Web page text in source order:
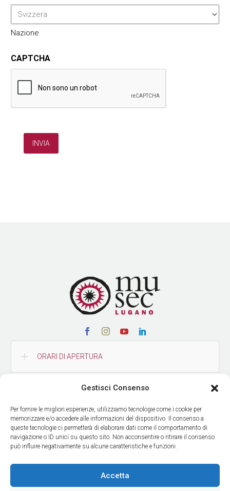
Gestisci Consenso
Per fornire le migliori esperienze, utilizziamo tecnologie come i cookie per
memorizzare e/o accedere alle informazioni del dispositivo. Il consenso a
queste tecnologie ci permetterà di elaborare dati come il comportamento di
navigazione o ID unici su questo sito. Non acconsentire o ritirare il consenso
può influire negativamente su alcune caratteristiche e funzioni.
Accetta
Nazione
CAPTCHA
ORARI DI APERTURA
COME RAGGIUNGERCI